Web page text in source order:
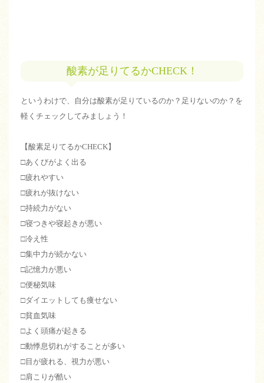
酸素が足りてるかCHECK！
というわけで、自分は酸素が足りているのか？足りないのか？を
軽くチェックしてみましょう！
【酸素足りてるかCHECK】
□あくびがよく出る
□疲れやすい
□疲れが抜けない
□持続力がない
□寝つきや寝起きが悪い
□冷え性
□集中力が続かない
□記憶力が悪い
□便秘気味
□ダイエットしても痩せない
□貧血気味
□よく頭痛が起きる
□動悸息切れがすることが多い
□目が疲れる、視力が悪い
□肩こりが酷い